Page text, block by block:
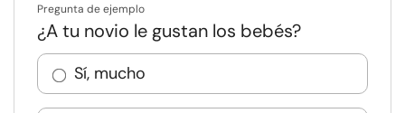
Pregunta de ejemplo
¿A tu novio le gustan los bebés?
Sí, mucho